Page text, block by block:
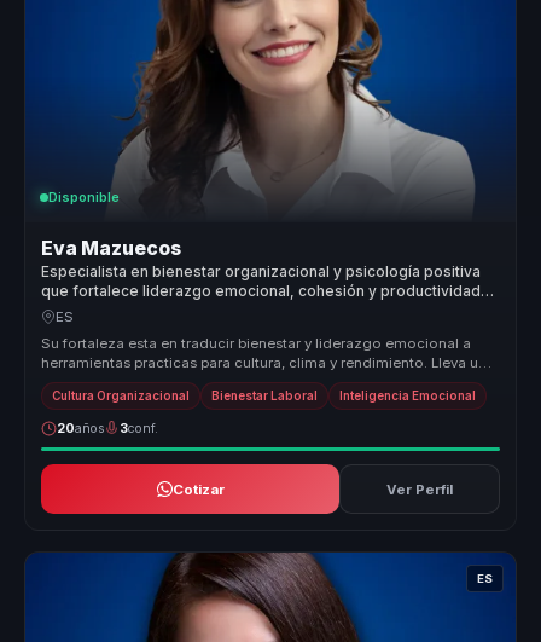
Disponible
Eva Mazuecos
Especialista en bienestar organizacional y psicología positiva
que fortalece liderazgo emocional, cohesión y productividad
en equipos.
ES
Su fortaleza esta en traducir bienestar y liderazgo emocional a
herramientas practicas para cultura, clima y rendimiento. Lleva una
conve...
Cultura Organizacional Bienestar Laboral Inteligencia Emocional
20años 3conf.
Cotizar Ver Perfil
ES